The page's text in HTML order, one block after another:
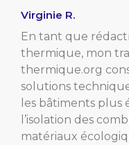
Virginie R.
En tant que
thermique, mon
thermique.org
solutions
les bâtiments plus
l’isolation des
matériaux